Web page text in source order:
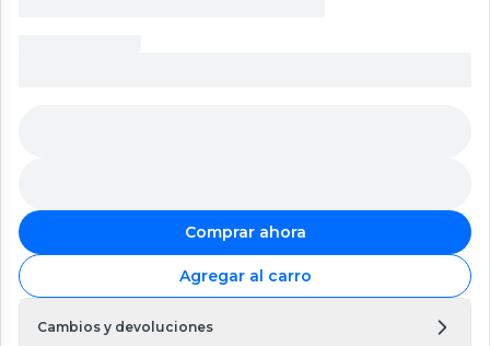
Comprar ahora
Agregar al carro
Cambios y devoluciones